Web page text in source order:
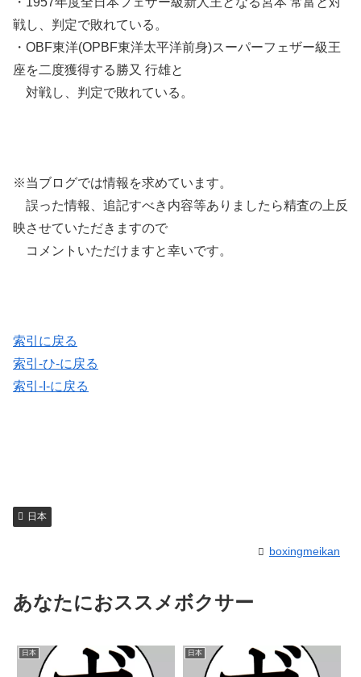
戦し、判定で敗れている。
・OBF東洋(OPBF東洋太平洋前身)スーパーフェザー級王
座を二度獲得する勝又 行雄と
対戦し、判定で敗れている。
※当ブログでは情報を求めています。
誤った情報、追記すべき内容等ありましたら精査の上反
映させていただきますので
コメントいただけますと幸いです。
索引に戻る
索引-ひ-に戻る
索引-I-に戻る
日本
boxingmeikan
あなたにおススメボクサー
日本 日本